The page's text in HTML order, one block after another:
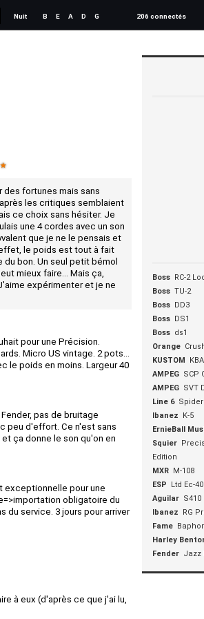
Nuit B E A D G 206 connectés
★
des fortunes mais sans
les critiques semblaient
ce choix sans hésiter. Je
une 4 cordes avec un son
que je ne le pensais et
le poids est tout à fait
bon. Un seul petit bémol
mieux faire... Mais ça,
expérimenter et je ne
pour une Précision.
Micro US vintage. 2 pots...
le poids en moins. Largeur 40
pas de bruitage
peu d'effort. Ce n'est sans
ça donne le son qu'on en
exceptionnelle pour une
obligatoire du
du service. 3 jours pour arriver
à eux (d'après ce que j'ai lu,
Boss RC-2
Boss TU-2
Boss DD3
Boss DS1
Boss ds1
Orange
KUSTOM
AMPEG SCP
AMPEG SVT
Line 6 Spider
Ibanez
K-5
ErnieBall
Squier
Edition
MXR M-108
ESP
Ltd Ec-
Aguilar S410
Ibanez
RG
Fame
Harley
Fender Jazz